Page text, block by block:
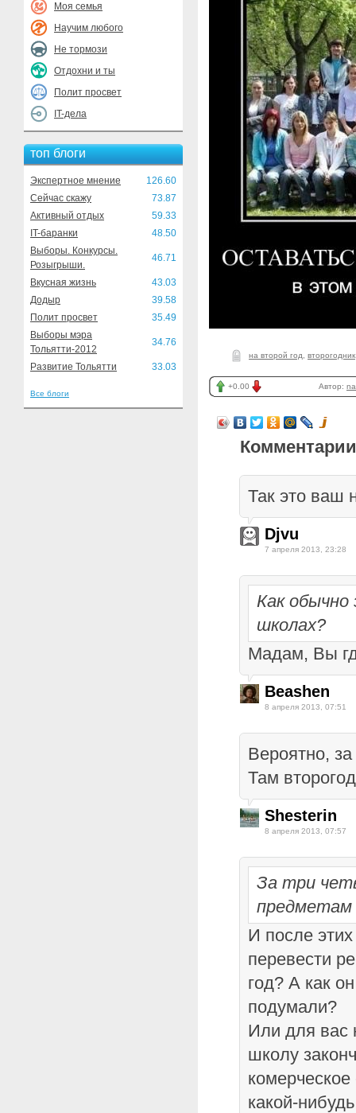
Моя семья
Научим любого
Не тормози
Отдохни и ты
Полит просвет
IT-дела
топ блоги
Экспертное мнение
126.60
Сейчас скажу
73.87
Активный отдых
59.33
IT-баранки
48.50
Выборы. Конкурсы.
Розыгрыши.
46.71
Вкусная жизнь
43.03
Додыр
39.58
Полит просвет
35.49
Выборы мэра
Тольятти-2012
34.76
Развитие Тольятти 33.03
Все блоги
на второй год второгодник
+0.00 Автор:
Так это ваш
Djvu
7 апреля 2013, 23:28
Как обычно
школах?
Мадам, Вы
Beashen
8 апреля 2013, 07:51
Вероятно,
Там
Shesterin
8 апреля 2013, 07:57
За три
предметам
И после
перевести
год? А как
подумали?
Или для вас
школу
какой-